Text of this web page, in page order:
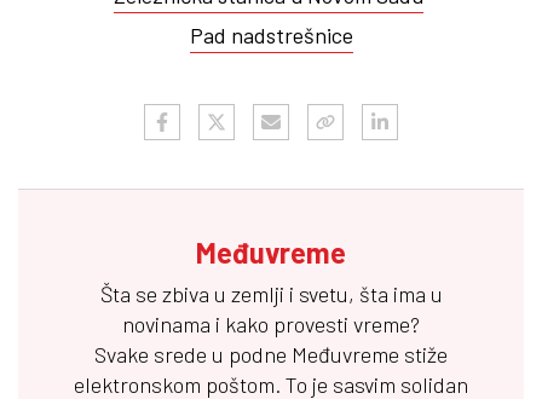
Pad nadstrešnice
Međuvreme
Šta se zbiva u zemlji i svetu, šta ima u
novinama i kako provesti vreme?
Svake srede u podne Međuvreme stiže
elektronskom poštom. To je sasvim solidan